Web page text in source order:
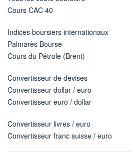
Cours CAC 40
Indices boursiers internationaux
Palmarès Bourse
Cours du Pétrole (Brent)
Convertisseur de devises
Convertisseur dollar / euro
Convertisseur euro / dollar
Convertisseur livres / euro
Convertisseur franc suisse / euro